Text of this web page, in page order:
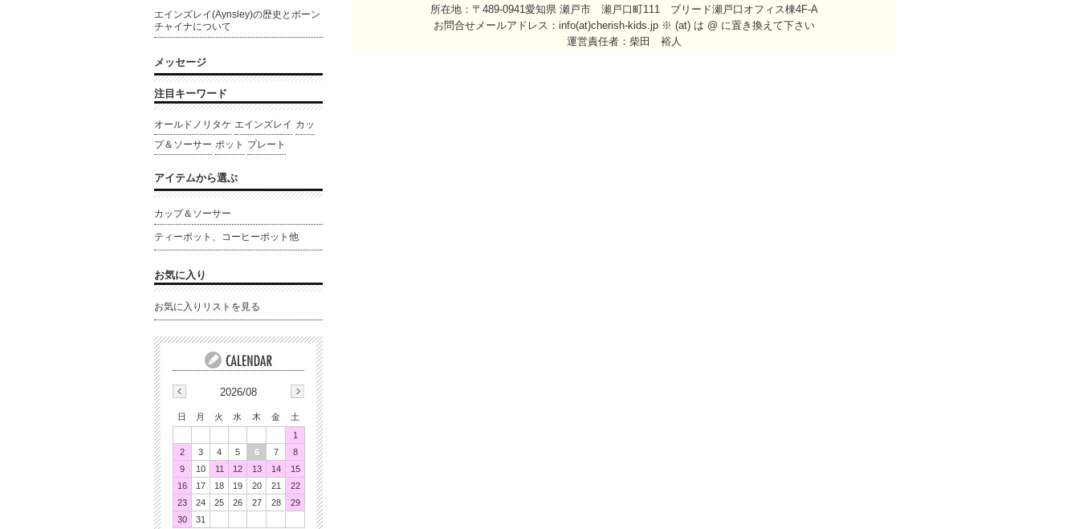
所在地：〒489-0941愛知県 瀬戸市 瀬戸口町111 ブリード瀬戸口オフィス棟4F-A
お問合せメールアドレス： info(at)cherish-kids.jp ※ (at) は @ に置き換えて下さい
運営責任者：柴田 裕人
エインズレイ(Aynsley)の歴史とボーン
チャイナについて
メッセージ
注目キーワード
オールドノリタケ エインズレイ カッ
プ＆ソーサー ポット プレート
アイテムから選ぶ
カップ＆ソーサー
ティーポット、コーヒーポット他
お気に入り
お気に入りリストを見る
2026/08
日 月 火 水 木 金
土
1
2
3 4 5 6 7
8
9
10 11 12 13 14
15
16
17 18 19 20 21
22
23
24 25 26 27 28
29
30
31